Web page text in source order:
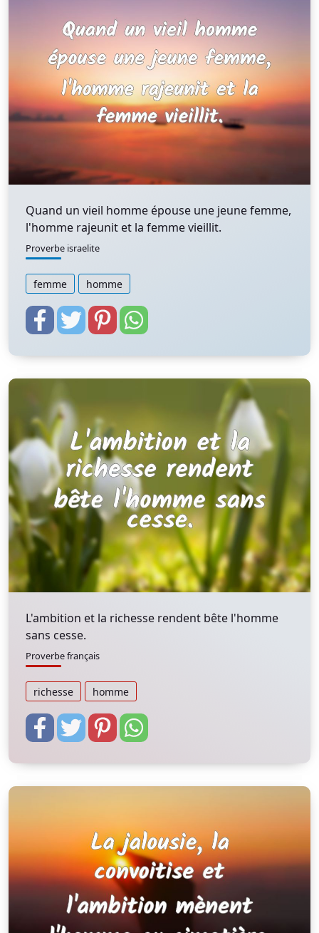
Quand un vieil homme épouse une jeune femme,
l'homme rajeunit et la femme vieillit.
Proverbe israelite
femme homme
L'ambition et la richesse rendent bête l'homme
sans cesse.
Proverbe français
richesse homme